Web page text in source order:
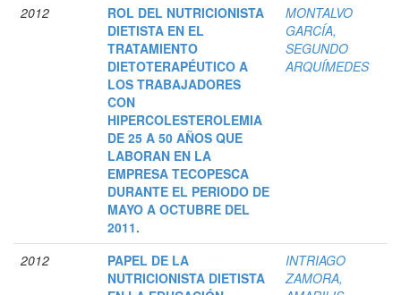
2012
ROL DEL NUTRICIONISTA
DIETISTA EN EL
TRATAMIENTO
DIETOTERAPÉUTICO A
LOS TRABAJADORES
CON
HIPERCOLESTEROLEMIA
DE 25 A 50 AÑOS QUE
LABORAN EN LA
EMPRESA TECOPESCA
DURANTE EL PERIODO DE
MAYO A OCTUBRE DEL
2011.
MONTALVO
GARCÍA,
SEGUNDO
ARQUÍMEDES
2012
PAPEL DE LA
NUTRICIONISTA DIETISTA
INTRIAGO
ZAMORA,